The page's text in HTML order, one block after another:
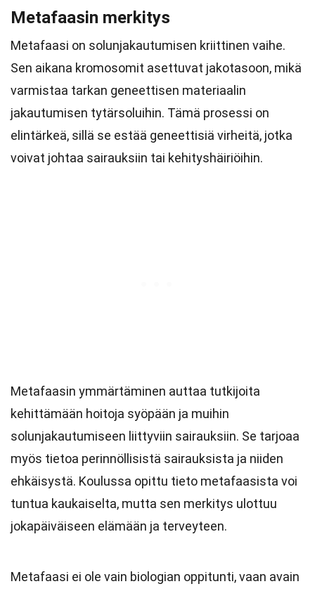
Metafaasin merkitys
Metafaasi on solunjakautumisen kriittinen vaihe.
Sen aikana kromosomit asettuvat jakotasoon, mikä
varmistaa tarkan geneettisen materiaalin
jakautumisen tytärsoluihin. Tämä prosessi on
elintärkeä, sillä se estää geneettisiä virheitä, jotka
voivat johtaa sairauksiin tai kehityshäiriöihin.
Metafaasin ymmärtäminen auttaa tutkijoita
kehittämään hoitoja syöpään ja muihin
solunjakautumiseen liittyviin sairauksiin. Se tarjoaa
myös tietoa perinnöllisistä sairauksista ja niiden
ehkäisystä. Koulussa opittu tieto metafaasista voi
tuntua kaukaiselta, mutta sen merkitys ulottuu
jokapäiväiseen elämään ja terveyteen.
Metafaasi ei ole vain biologian oppitunti, vaan avain